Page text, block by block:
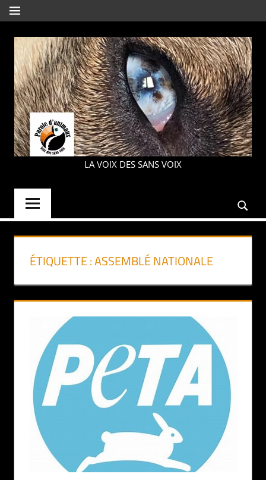
Aller
au
contenu
MENU
PAROLE
LA VOIX DES SANS VOIX
ÉTIQUETTE :ASSEMBLÉ NATIONALE